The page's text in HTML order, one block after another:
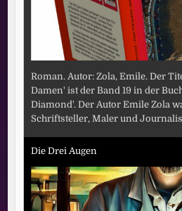
Roman. Autor: Zola, Emile. Der
Damen' ist der Band 19 in der
Diamond'. Der Autor Emile Zola
Schriftsteller, Maler und
Die Drei Augen